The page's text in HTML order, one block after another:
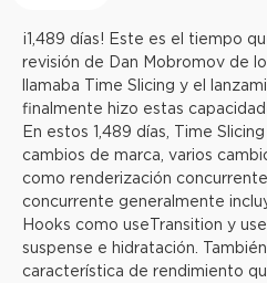
¡1,489 días! Este es el tiempo
revisión de Dan Mobromov de
llamaba Time Slicing y el
finalmente hizo estas
En estos 1,489 días, Time
cambios de marca, varios
como renderización
concurrente generalmente
Hooks como useTransition y
suspense e hidratación.
característica de rendimiento